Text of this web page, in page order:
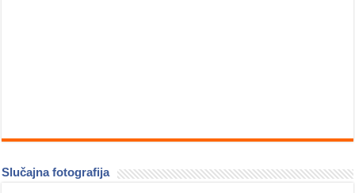
Slučajna fotografija